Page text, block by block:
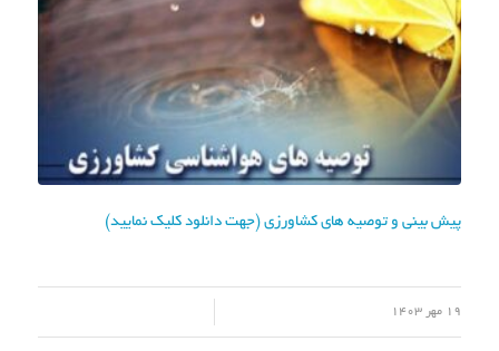
پیش بینی و توصیه های کشاورزی (جهت دانلود کلیک نمایید)
19 مهر 1403